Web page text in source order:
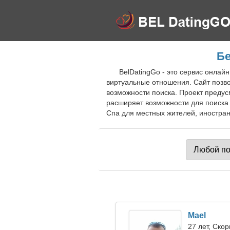
BelDatingGo - это сервис
виртуальные отношения. Сайт
возможности поиска. Проект
расширяет возможности для
Спа для местных жителей,
Mael
27 лет,